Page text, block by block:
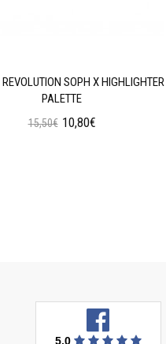
SOPH X HIGHLIGHTER
PALETTE
15,50€ 10,80€
5.0